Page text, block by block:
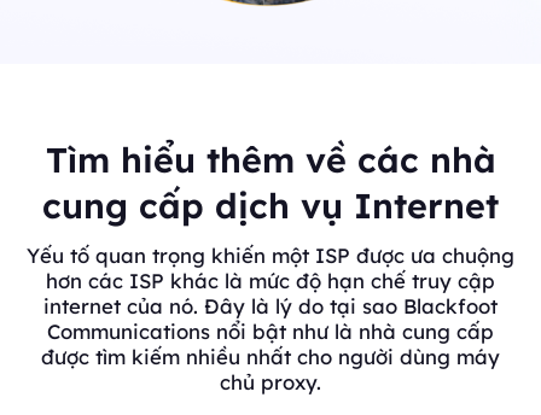
Tìm hiểu thêm về các nhà
cung cấp dịch vụ Internet
Yếu tố quan trọng khiến một ISP được ưa chuộng
hơn các ISP khác là mức độ hạn chế truy cập
internet của nó. Đây là lý do tại sao Blackfoot
Communications nổi bật như là nhà cung cấp
được tìm kiếm nhiều nhất cho người dùng máy
chủ proxy.